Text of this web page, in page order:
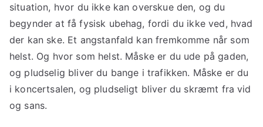
situation, hvor du ikke kan overskue den, og du
begynder at få fysisk ubehag, fordi du ikke ved, hvad
der kan ske. Et angstanfald kan fremkomme når som
helst. Og hvor som helst. Måske er du ude på gaden,
og pludselig bliver du bange i trafikken. Måske er du
i koncertsalen, og pludseligt bliver du skræmt fra vid
og sans.